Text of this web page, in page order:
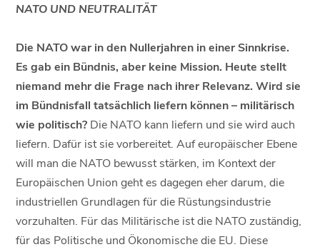
NATO UND NEUTRALITÄT
Die NATO war in den Nullerjahren in einer Sinnkrise.
Es gab ein Bündnis, aber keine Mission. Heute stellt
niemand mehr die Frage nach ihrer Relevanz. Wird sie
im Bündnisfall tatsächlich liefern können – militärisch
wie politisch? Die NATO kann liefern und sie wird auch
liefern. Dafür ist sie vorbereitet. Auf europäischer Ebene
will man die NATO bewusst stärken, im Kontext der
Europäischen Union geht es dagegen eher darum, die
industriellen Grundlagen für die Rüstungsindustrie
vorzuhalten. Für das Militärische ist die NATO zuständig,
für das Politische und Ökonomische die EU. Diese